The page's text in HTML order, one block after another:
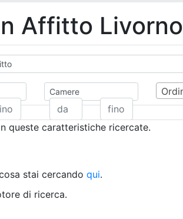
Affitto Livorno
Camere
queste caratteristiche ricercate.
stai cercando qui.
di ricerca.